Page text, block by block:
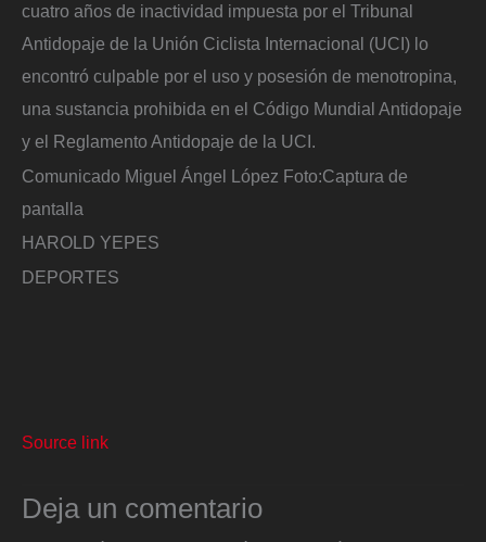
cuatro años de inactividad impuesta por el Tribunal
Antidopaje de la Unión Ciclista Internacional (UCI) lo
encontró culpable por el uso y posesión de menotropina,
una sustancia prohibida en el Código Mundial Antidopaje
y el Reglamento Antidopaje de la UCI.
Comunicado Miguel Ángel López Foto:Captura de
pantalla
HAROLD YEPES
DEPORTES
Source link
Deja un comentario